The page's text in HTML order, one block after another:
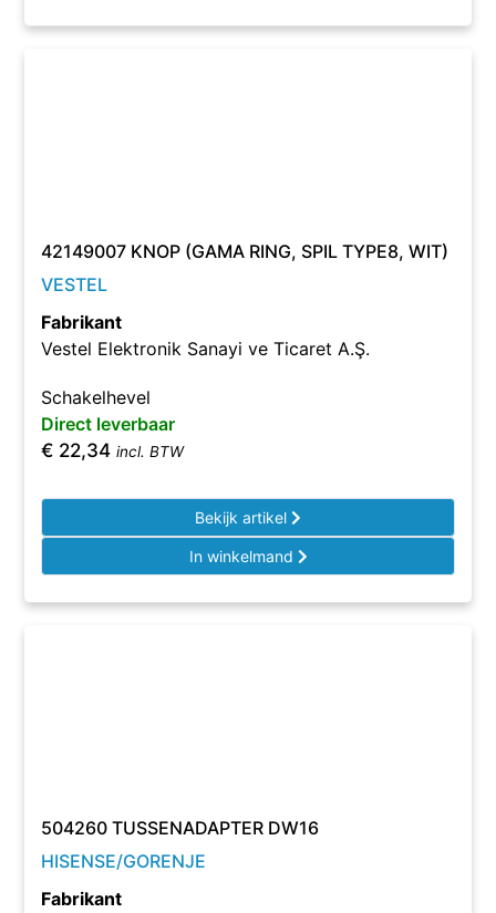
42149007 KNOP (GAMA RING, SPIL TYPE8, WIT)
VESTEL
Fabrikant
Vestel Elektronik Sanayi ve Ticaret A.Ş.
Schakelhevel
Direct leverbaar
€ 22,34 incl. BTW
Bekijk artikel
In winkelmand
504260 TUSSENADAPTER DW16
HISENSE/GORENJE
Fabrikant